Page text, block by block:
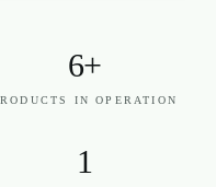
6+
IN OPERATION
1